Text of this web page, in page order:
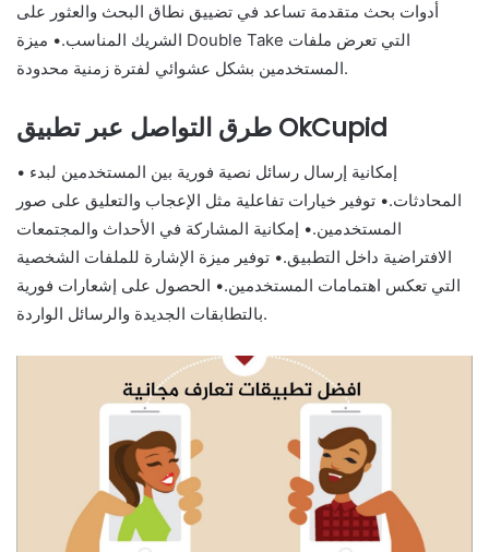
أدوات بحث متقدمة تساعد في تضييق نطاق البحث والعثور على
الشريك المناسب.• ميزة Double Take التي تعرض ملفات
المستخدمين بشكل عشوائي لفترة زمنية محدودة.
طرق التواصل عبر تطبيق OkCupid
• إمكانية إرسال رسائل نصية فورية بين المستخدمين لبدء
المحادثات.• توفير خيارات تفاعلية مثل الإعجاب والتعليق على صور
المستخدمين.• إمكانية المشاركة في الأحداث والمجتمعات
الافتراضية داخل التطبيق.• توفير ميزة الإشارة للملفات الشخصية
التي تعكس اهتمامات المستخدمين.• الحصول على إشعارات فورية
بالتطابقات الجديدة والرسائل الواردة.